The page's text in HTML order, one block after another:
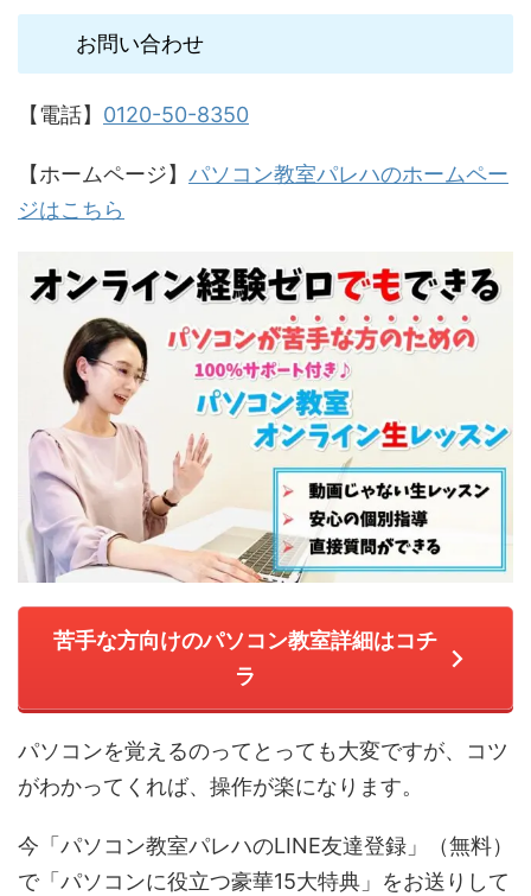
お問い合わせ
【電話】 0120-50-8350
【ホームページ】 パソコン教室パレハのホームペー
ジはこちら
苦手な方向けのパソコン教室詳細はコチ
ラ
パソコンを覚えるのってとっても大変ですが、コツ
がわかってくれば、操作が楽になります。
今「パソコン教室パレハのLINE友達登録」（無料）
で「パソコンに役立つ豪華15大特典」をお送りして